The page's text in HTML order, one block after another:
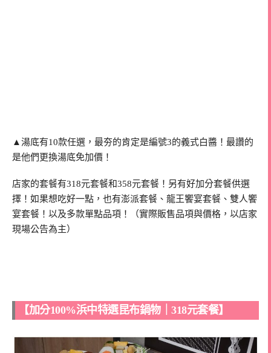
▲湯底有10款任選，最夯的肯定是編號3的義式白醬！最讚的
是他們更換湯底免加價！
店家的套餐有318元套餐和358元套餐！另有好加分套餐供選
擇！如果想吃好一點，也有澎派套餐、龍王饗宴套餐、雙人饗
宴套餐！以及多款單點品項！（實際販售品項與價格，以店家
現場公告為主）
【加分100%浜中特選昆布鍋物｜318元套餐】